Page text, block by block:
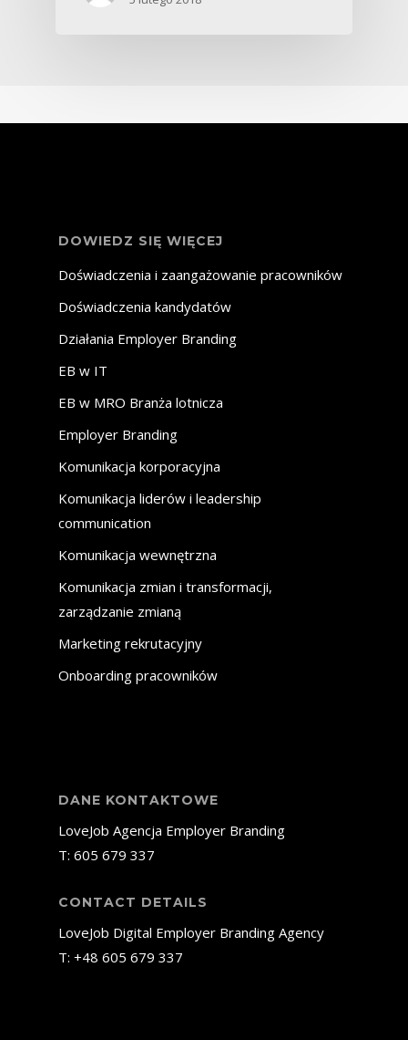
DOWIEDZ SIĘ WIĘCEJ
Doświadczenia i zaangażowanie pracowników
Doświadczenia kandydatów
Działania Employer Branding
EB w IT
EB w MRO Branża lotnicza
Employer Branding
Komunikacja korporacyjna
Komunikacja liderów i leadership
communication
Komunikacja wewnętrzna
Komunikacja zmian i transformacji,
zarządzanie zmianą
Marketing rekrutacyjny
Onboarding pracowników
DANE KONTAKTOWE
LoveJob Agencja Employer Branding
T: 605 679 337
CONTACT DETAILS
LoveJob Digital Employer Branding Agency
T: +48 605 679 337